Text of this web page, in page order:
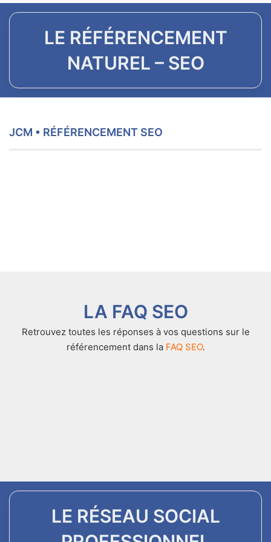
LE RÉFÉRENCEMENT
NATUREL – SEO
JCM • RÉFÉRENCEMENT SEO
LA FAQ SEO
Retrouvez toutes les réponses à vos questions sur le
référencement dans la FAQ SEO.
LE RÉSEAU SOCIAL